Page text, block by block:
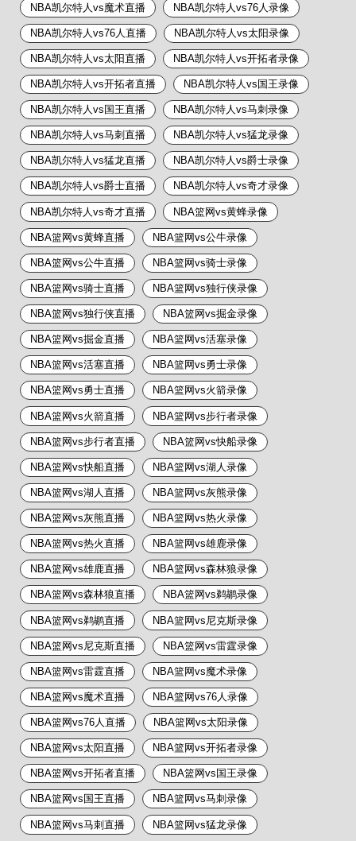
NBA凯尔特人vs魔术直播 NBA凯尔特人vs76人录像
NBA凯尔特人vs76人直播 NBA凯尔特人vs太阳录像
NBA凯尔特人vs太阳直播 NBA凯尔特人vs开拓者录像
NBA凯尔特人vs开拓者直播 NBA凯尔特人vs国王录像
NBA凯尔特人vs国王直播 NBA凯尔特人vs马刺录像
NBA凯尔特人vs马刺直播 NBA凯尔特人vs猛龙录像
NBA凯尔特人vs猛龙直播 NBA凯尔特人vs爵士录像
NBA凯尔特人vs爵士直播 NBA凯尔特人vs奇才录像
NBA凯尔特人vs奇才直播 NBA篮网vs黄蜂录像
NBA篮网vs黄蜂直播 NBA篮网vs公牛录像
NBA篮网vs公牛直播 NBA篮网vs骑士录像
NBA篮网vs骑士直播 NBA篮网vs独行侠录像
NBA篮网vs独行侠直播 NBA篮网vs掘金录像
NBA篮网vs掘金直播 NBA篮网vs活塞录像
NBA篮网vs活塞直播 NBA篮网vs勇士录像
NBA篮网vs勇士直播 NBA篮网vs火箭录像
NBA篮网vs火箭直播 NBA篮网vs步行者录像
NBA篮网vs步行者直播 NBA篮网vs快船录像
NBA篮网vs快船直播 NBA篮网vs湖人录像
NBA篮网vs湖人直播 NBA篮网vs灰熊录像
NBA篮网vs灰熊直播 NBA篮网vs热火录像
NBA篮网vs热火直播 NBA篮网vs雄鹿录像
NBA篮网vs雄鹿直播 NBA篮网vs森林狼录像
NBA篮网vs森林狼直播 NBA篮网vs鹈鹕录像
NBA篮网vs鹈鹕直播 NBA篮网vs尼克斯录像
NBA篮网vs尼克斯直播 NBA篮网vs雷霆录像
NBA篮网vs雷霆直播 NBA篮网vs魔术录像
NBA篮网vs魔术直播 NBA篮网vs76人录像
NBA篮网vs76人直播 NBA篮网vs太阳录像
NBA篮网vs太阳直播 NBA篮网vs开拓者录像
NBA篮网vs开拓者直播 NBA篮网vs国王录像
NBA篮网vs国王直播 NBA篮网vs马刺录像
NBA篮网vs马刺直播 NBA篮网vs猛龙录像